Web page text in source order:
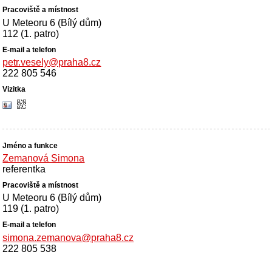
U Meteoru 6 (Bílý dům)
112 (1. patro)
petr.vesely@praha8.cz
222 805 546
Zemanová Simona
referentka
U Meteoru 6 (Bílý dům)
119 (1. patro)
simona.zemanova@praha8.cz
222 805 538